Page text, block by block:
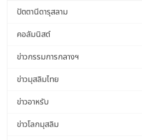
ปัตตานีดารุสลาม
คอลัมนิสต์
ข่าวกรรมการกลางฯ
ข่าวมุสลิมไทย
ข่าวอาหรับ
ข่าวโลกมุสลิม